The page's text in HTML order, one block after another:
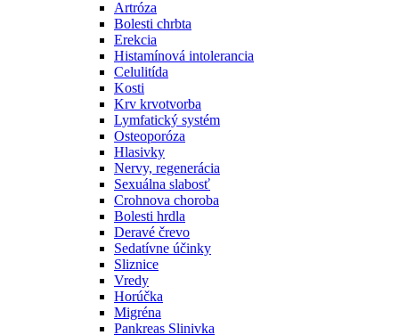
Artróza
Bolesti chrbta
Erekcia
Histamínová intolerancia
Celulitída
Kosti
Krv krvotvorba
Lymfatický systém
Osteoporóza
Hlasivky
Nervy, regenerácia
Sexuálna slabosť
Crohnova choroba
Bolesti hrdla
Deravé črevo
Sedatívne účinky
Sliznice
Vredy
Horúčka
Migréna
Pankreas Slinivka